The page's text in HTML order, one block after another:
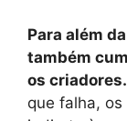
Para além
também
os criadores.
que falha,